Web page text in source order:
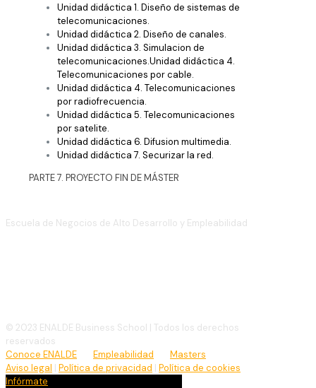
Unidad didáctica 1. Diseño de sistemas de
telecomunicaciones.
Unidad didáctica 2. Diseño de canales.
Unidad didáctica 3. Simulacion de
telecomunicaciones.Unidad didáctica 4.
Telecomunicaciones por cable.
Unidad didáctica 4. Telecomunicaciones
por radiofrecuencia.
Unidad didáctica 5. Telecomunicaciones
por satelite.
Unidad didáctica 6. Difusion multimedia.
Unidad didáctica 7. Securizar la red.
PARTE 7. PROYECTO FIN DE MÁSTER
Escuela de Negocios de Alto Desarrollo y Empleabilidad
© 2023 ENALDE Business School | Todos los derechos
reservados
Conoce ENALDE
Empleabilidad
Masters
Aviso legal | Política de privacidad | Política de cookies
Infórmate